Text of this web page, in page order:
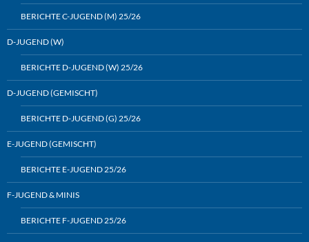
BERICHTE C-JUGEND (M) 25/26
D-JUGEND (W)
BERICHTE D-JUGEND (W) 25/26
D-JUGEND (GEMISCHT)
BERICHTE D-JUGEND (G) 25/26
E-JUGEND (GEMISCHT)
BERICHTE E-JUGEND 25/26
F-JUGEND & MINIS
BERICHTE F-JUGEND 25/26